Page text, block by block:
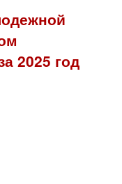
2025 год